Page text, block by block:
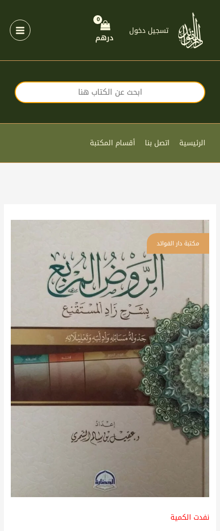
المحتوى
تسجيل دخول
درهم
الرئيسية اتصل بنا أقسام المكتبة
نفدت الكمية